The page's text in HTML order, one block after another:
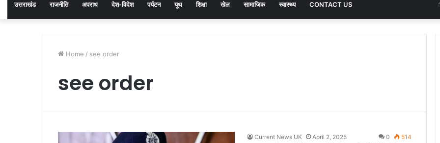
उत्तराखंड राजनीति अपराध देश-विदेश पर्यटन यूथ शिक्षा खेल सामाजिक स्वास्थ्य CONTACT US
Home / see order
see order
Current News UK April 2, 2025 0 514